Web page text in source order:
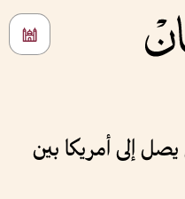
إلى أمريكا بين